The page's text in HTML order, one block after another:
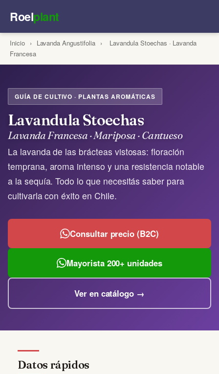
Roelplant
Inicio › Lavanda Angustifolia ›
Lavandula Stoechas · Lavanda
Francesa
GUÍA DE CULTIVO · PLANTAS AROMÁTICAS
Lavandula Stoechas
Lavanda Francesa · Mariposa · Cantueso
La lavanda de las brácteas vistosas: floración
temprana, aroma intenso y una resistencia notable
a la sequía. Todo lo que necesitás saber para
cultivarla con éxito en Chile.
Consultar precio (B2C)
Mayorista 200+ unidades
Ver en catálogo →
Datos rápidos